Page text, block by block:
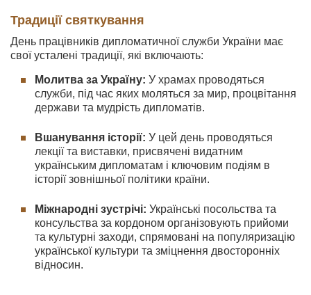
Традиції святкування
День працівників дипломатичної служби України має
свої усталені традиції, які включають:
Молитва за Україну: У храмах проводяться
служби, під час яких моляться за мир, процвітання
держави та мудрість дипломатів.
Вшанування історії: У цей день проводяться
лекції та виставки, присвячені видатним
українським дипломатам і ключовим подіям в
історії зовнішньої політики країни.
Міжнародні зустрічі: Українські посольства та
консульства за кордоном організовують прийоми
та культурні заходи, спрямовані на популяризацію
української культури та зміцнення двосторонніх
відносин.